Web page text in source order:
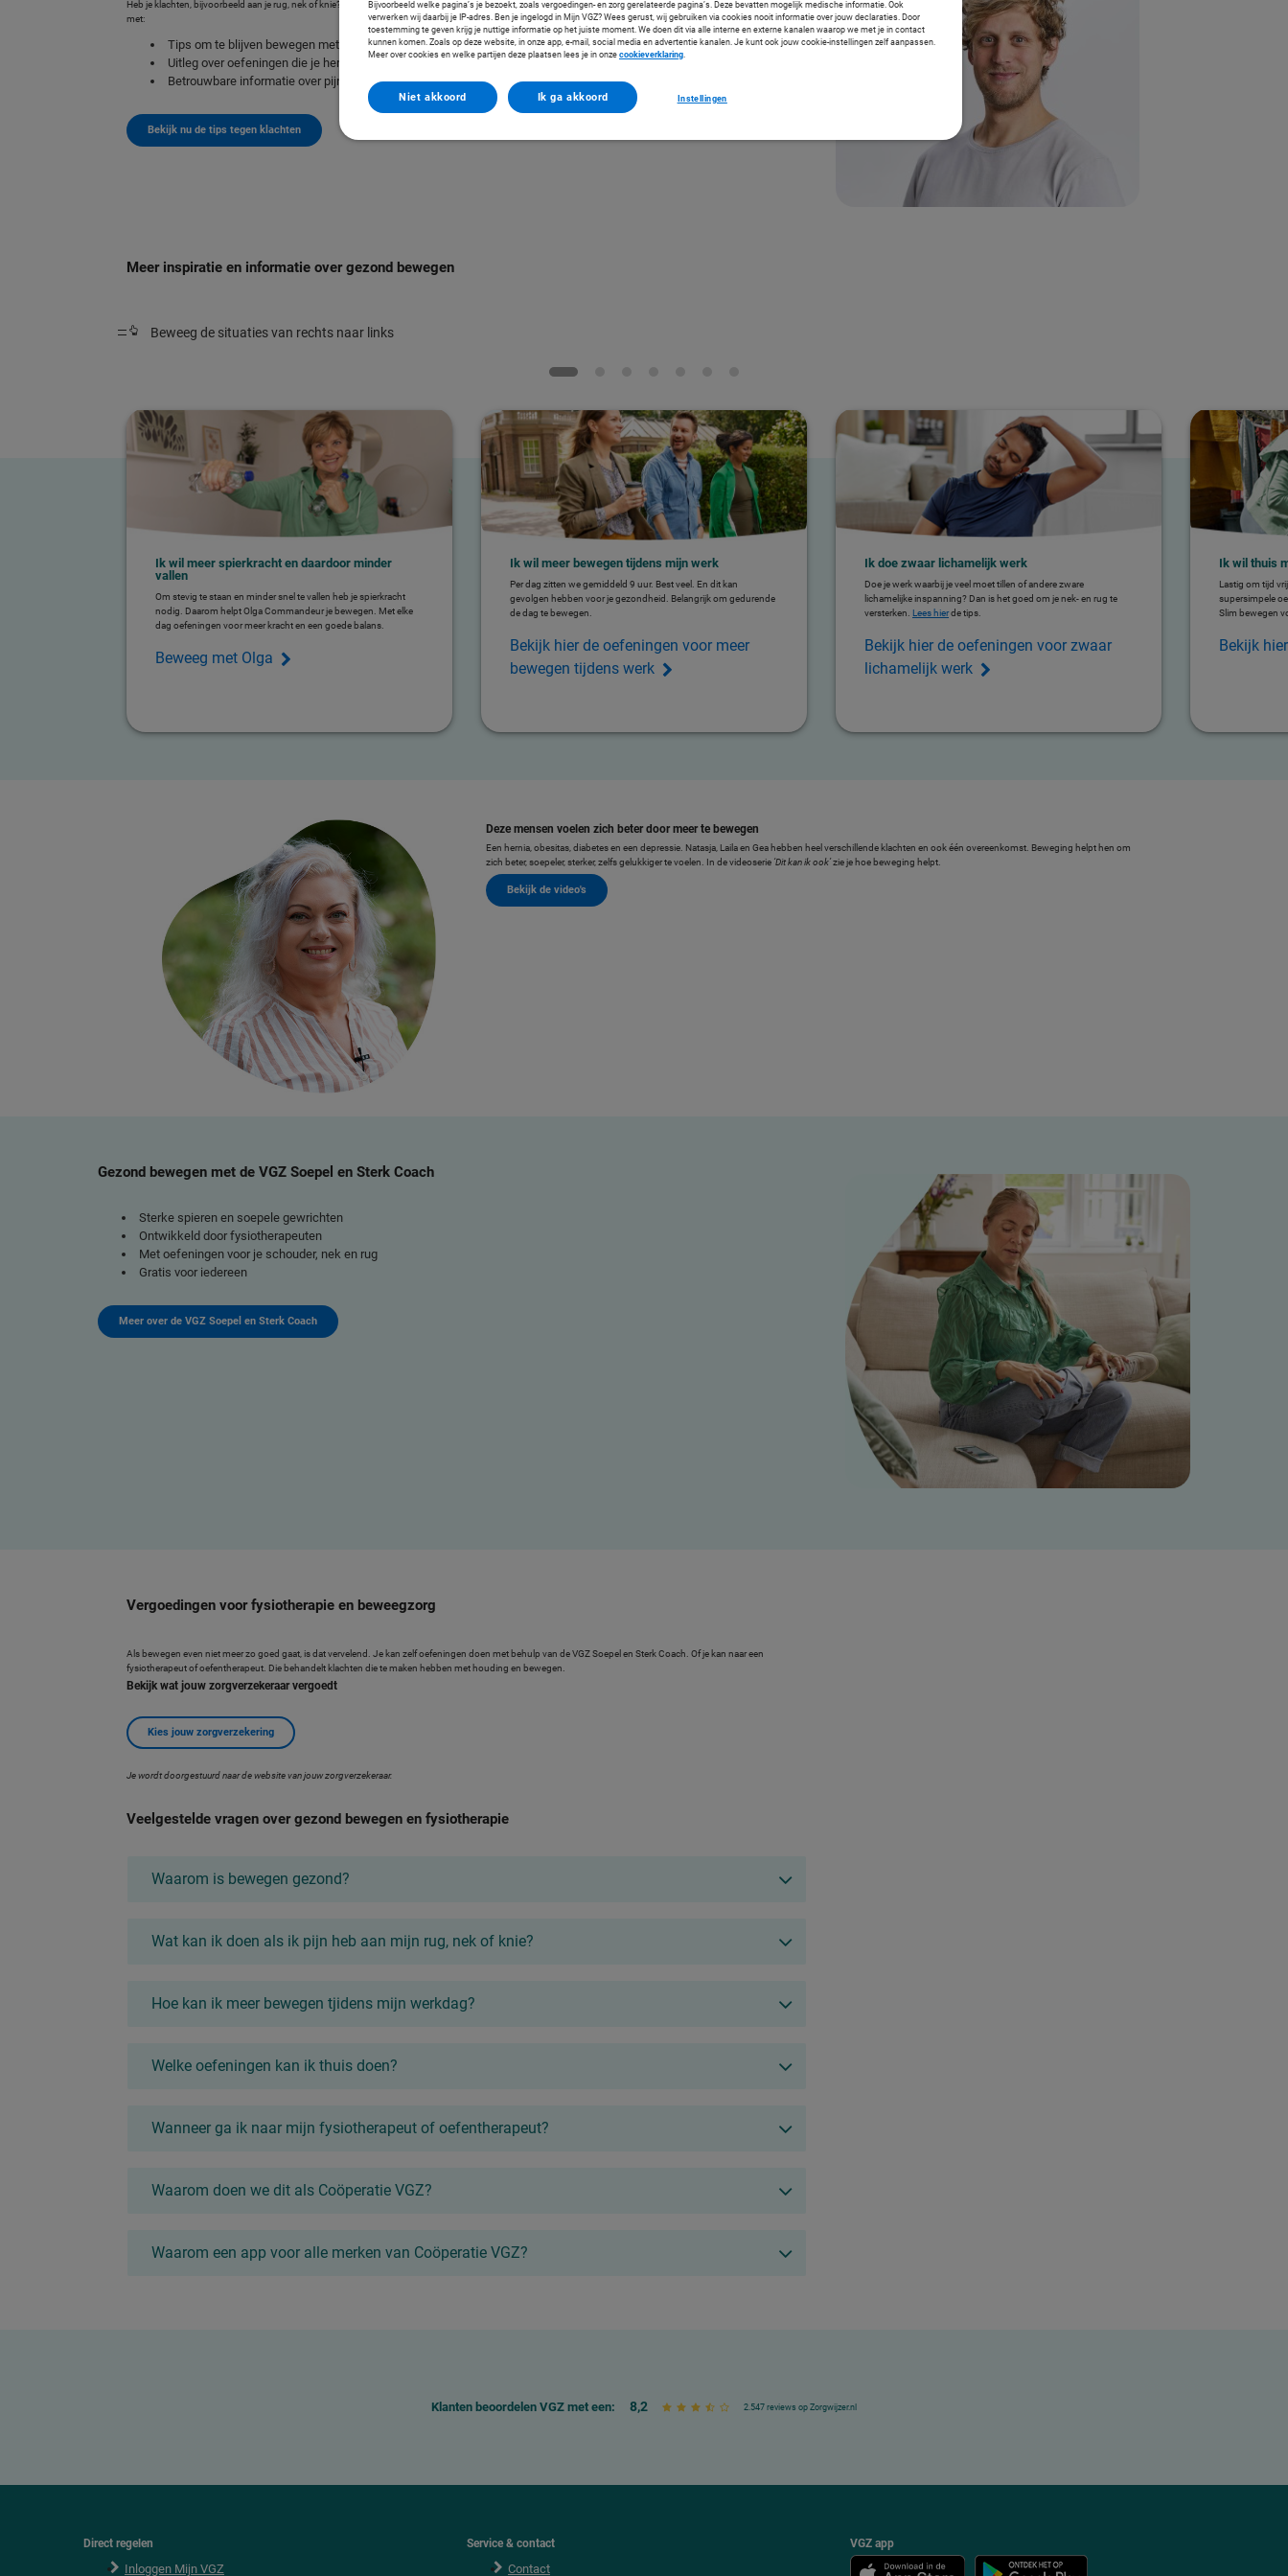
Heb je klachten, bijvoorbeeld aan je rug, nek of knie? Je kunt zelf aan de slag voor minder pijn en een sneller herstel. Fysiotherapeut Stijn Willems helpt jou op weg
met:
Tips om te blijven bewegen met klachten
Uitleg over oefeningen die je herstel versnellen
Betrouwbare informatie over pijn
Bekijk nu de tips tegen klachten
Meer inspiratie en informatie over gezond bewegen
Beweeg de situaties van rechts naar links
Ik wil meer spierkracht en daardoor minder
vallen
Om stevig te staan en minder snel te vallen heb je spierkracht
nodig. Daarom helpt Olga Commandeur je bewegen. Met elke
dag oefeningen voor meer kracht en een goede balans.
Beweeg met Olga
Ik wil meer bewegen tijdens mijn werk
Per dag zitten we gemiddeld 9 uur. Best veel. En dit kan
gevolgen hebben voor je gezondheid. Belangrijk om gedurende
de dag te bewegen.
Bekijk hier de oefeningen voor meer
bewegen tijdens werk
Ik doe zwaar lichamelijk werk
Doe je werk waarbij je veel moet tillen of andere zware
lichamelijke inspanning? Dan is het goed om je nek- en rug te
versterken. Lees hierde tips.
Bekijk hier de oefeningen voor zwaar
lichamelijk werk
Ik wil thuis
Lastig om tijd
supersimpele
Slim bewegen
Bekijk
Deze mensen voelen zich beter door meer te bewegen
Een hernia, obesitas, diabetes en een depressie. Natasja, Laila en Gea hebben heel verschillende klachten en ook één overeenkomst. Beweging helpt hen om
zich beter, soepeler, sterker, zelfs gelukkiger te voelen. In de videoserie ‘Dit kan ik ook’zie je hoe beweging helpt.
Bekijk de video's
Gezond bewegen met de VGZ Soepel en Sterk Coach
Sterke spieren en soepele gewrichten
Ontwikkeld door fysiotherapeuten
Met oefeningen voor je schouder, nek en rug
Gratis voor iedereen
Meer over de VGZ Soepel en Sterk Coach
Vergoedingen voor fysiotherapie en beweegzorg
Als bewegen even niet meer zo goed gaat, is dat vervelend. Je kan zelf oefeningen doen met behulp van de VGZ Soepel en Sterk Coach. Of je kan naar een
fysiotherapeut of oefentherapeut. Die behandelt klachten die te maken hebben met houding en bewegen.
Bekijk wat jouw zorgverzekeraar vergoedt
Kies jouw zorgverzekering
Je wordt doorgestuurd naar de website van jouw zorgverzekeraar.
Veelgestelde vragen over gezond bewegen en fysiotherapie
Waarom is bewegen gezond?
Wat kan ik doen als ik pijn heb aan mijn rug, nek of knie?
Hoe kan ik meer bewegen tjidens mijn werkdag?
Welke oefeningen kan ik thuis doen?
Wanneer ga ik naar mijn fysiotherapeut of oefentherapeut?
Waarom doen we dit als Coöperatie VGZ?
Waarom een app voor alle merken van Coöperatie VGZ?
Klanten beoordelen VGZ met een: 8,2 2.547 reviews op Zorgwijzer.nl
Direct regelen
Inloggen Mijn VGZ
Service & contact
Contact
VGZ app
Bijvoorbeeld welke pagina’s je bezoekt, zoals vergoedingen- en zorg gerelateerde pagina’s. Deze bevatten mogelijk medische informatie. Ook
verwerken wij daarbij je IP-adres. Ben je ingelogd in Mijn VGZ? Wees gerust, wij gebruiken via cookies nooit informatie over jouw declaraties. Door
toestemming te geven krijg je nuttige informatie op het juiste moment. We doen dit via alle interne en externe kanalen waarop we met je in contact
kunnen komen. Zoals op deze website, in onze app, e-mail, social media en advertentie kanalen. Je kunt ook jouw cookie-instellingen zelf aanpassen.
Meer over cookies en welke partijen deze plaatsen lees je in onze cookieverklaring.
Instellingen
Niet akkoord Ik ga akkoord